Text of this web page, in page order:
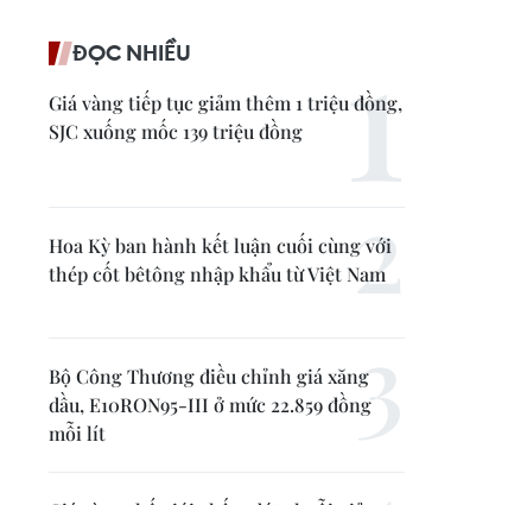
ĐỌC NHIỀU
Giá vàng tiếp tục giảm thêm 1 triệu đồng,
SJC xuống mốc 139 triệu đồng
Hoa Kỳ ban hành kết luận cuối cùng với
thép cốt bêtông nhập khẩu từ Việt Nam
Bộ Công Thương điều chỉnh giá xăng
dầu, E10RON95-III ở mức 22.859 đồng
mỗi lít